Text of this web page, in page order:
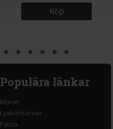
Köp
Populära länkar
Monin
Lyxkonserver
Pasta